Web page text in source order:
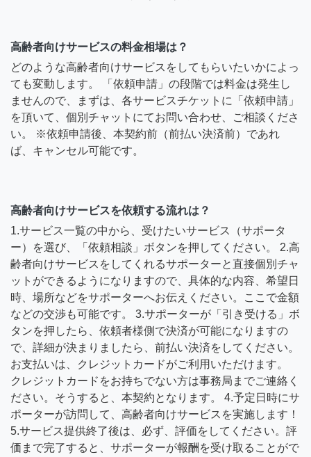
高齢者向けサービスの料金相場は？
どのような高齢者向けサービスをしてもらいたいかによっ
ても変動します。 「依頼申請」の段階では料金は発生し
ませんので、まずは、各サービスチケットに「依頼申請」
を頂いて、個別チャットにてお問い合わせ、ご相談くださ
い。 ※依頼申請後、本契約前（前払い決済前）であれ
ば、キャンセル可能です。
高齢者向けサービスを依頼する流れは？
1.サービス一覧の中から、受けたいサービス（サポータ
ー）を選び、「依頼相談」ボタンを押してください。 2.高
齢者向けサービスをしてくれるサポーターと直接個別チャ
ットができるようになりますので、具体的な内容、希望日
時、場所などをサポーターへお伝えください。ここで金額
などの交渉も可能です。 3.サポーターが「引き受ける」ボ
タンを押したら、依頼者様側で決済が可能になりますの
で、詳細が決まりましたら、前払い決済をしてください。
お支払いは、クレジットカードがご利用いただけます。
クレジットカードをお持ちでない方は事務局までご連絡く
ださい。そうすると、本契約となります。 4.予定日時にサ
ポーターが訪問して、高齢者向けサービスを実施します！
5.サービス提供終了後は、必ず、評価をしてください。評
価まで完了すると、サポーターが報酬を受け取ることがで